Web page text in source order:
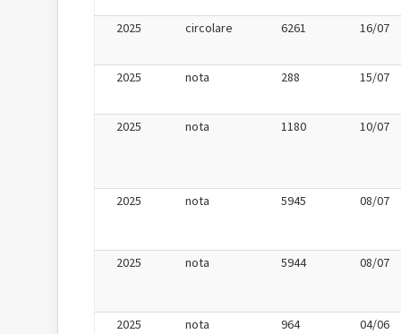
2025 circolare 6261 16/07
2025 nota 288 15/07
2025 nota 1180 10/07
2025 nota 5945 08/07
2025 nota 5944 08/07
2025 nota 964 04/06